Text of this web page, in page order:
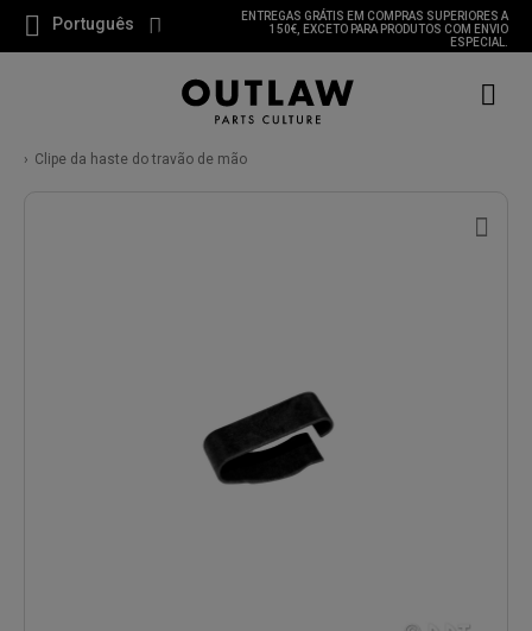
Português
ENTREGAS GRÁTIS EM COMPRAS SUPERIORES A
150€, EXCETO PARA PRODUTOS COM ENVIO
ESPECIAL.
Clipe da haste do travão de mão